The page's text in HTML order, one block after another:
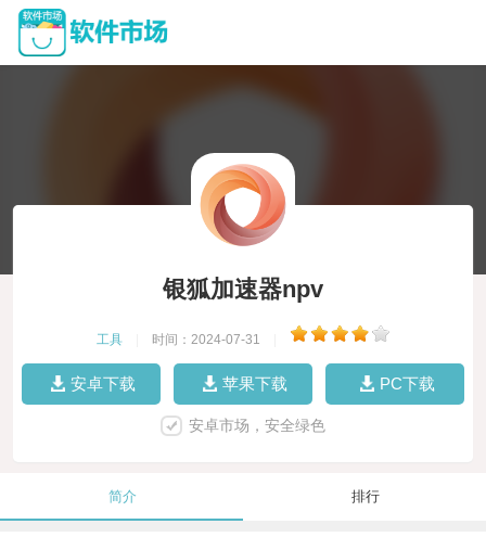
银狐加速器npv
工具 时间：2024-07-31
安卓下载 苹果下载 PC下载
安卓市场，安全绿色
简介 排行